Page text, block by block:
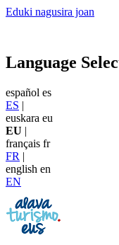
Eduki nagusira joan
Language
español es
ES |
euskara eu
EU |
français fr
FR |
english en
EN